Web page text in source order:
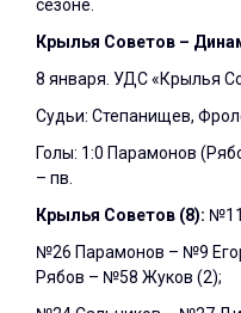
сезоне.
Крылья Советов –
8 января. УДС «Крылья
Судьи: Степанищев,
Голы: 1:0 Парамонов
– пв.
Крылья Советов (8):
№26 Парамонов – №9
Рябов – №58 Жуков (2);